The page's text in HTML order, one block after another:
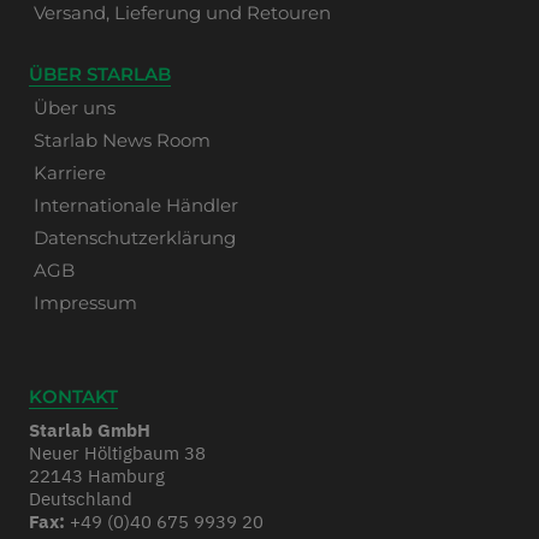
Versand, Lieferung und Retouren
ÜBER STARLAB
Über uns
Starlab News Room
Karriere
Internationale Händler
Datenschutzerklärung
AGB
Impressum
KONTAKT
Starlab GmbH
Neuer Höltigbaum 38
22143 Hamburg
Deutschland
Fax: +49 (0)40 675 9939 20